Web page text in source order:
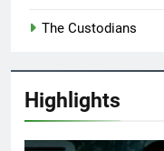
The Custodians
Highlights